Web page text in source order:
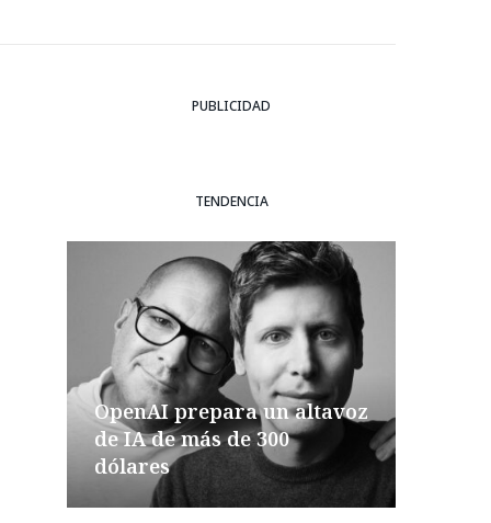
PUBLICIDAD
TENDENCIA
OpenAI prepara un altavoz
de IA de más de 300
dólares